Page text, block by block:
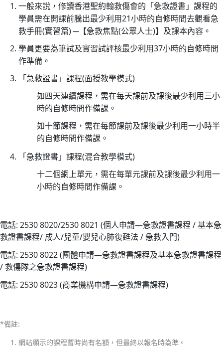
一般來說，修讀香港聖約翰救傷會的「急救證書」課程的
學員需在開課前騰出最少利用21小時的自修時間去觀看急
救手冊(實習篇) ─【急救焦點(公眾人士)】及課本內容。
學員更要為筆試及實習試評核最少利用37小時的自修時間
作準備。
「急救證書」課程(面授教學模式)
如四天連續課程，需在每天課前及課後最少利用三小
時的自修時間作備課。
如十節課程，需在每節課前及課後最少利用一小時半
的自修時間作備課。
「急救證書」課程(混合教學模式)
十二個網上單元，需在每單元課前及課後最少利用一
小時的自修時間作備課。
電話: 2530 8020/2530 8021 (個人申請—急救證書課程 / 基本急
救證書課程/ 成人/兒童/嬰兒心肺復甦法 / 急救入門)
電話: 2530 8022 (團體申請—急救證書課程及基本急救證書課程
/ 救傷隊之急救證書課程)
電話: 2530 8023 (商業機構申請—急救證書課程)
*備註:
網站顯示的課程暫時尚有名額，但最終以報名時為準。
月
1
日
起
聖
翰
第
二
期
聖
約